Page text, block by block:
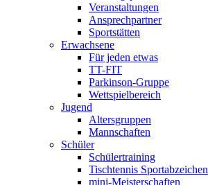
Veranstaltungen
Ansprechpartner
Sportstätten
Erwachsene
Für jeden etwas
TT-FIT
Parkinson-Gruppe
Wettspielbereich
Jugend
Altersgruppen
Mannschaften
Schüler
Schülertraining
Tischtennis Sportabzeichen
mini-Meisterschaften